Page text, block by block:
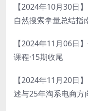
【2024年10月30日
自然搜索拿量总结指
【2024年11月06日
课程·15期收尾
【2024年11月20日
述与25年淘系电商方